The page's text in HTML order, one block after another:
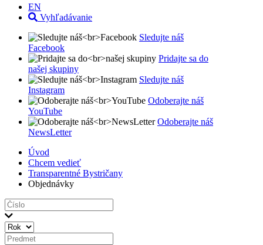
EN
Vyhľadávanie
Sledujte náš
Facebook
Pridajte sa do
našej skupiny
Sledujte náš
Instagram
Odoberajte náš
YouTube
Odoberajte náš
NewsLetter
Úvod
Chcem vedieť
Transparentné Bystričany
Objednávky